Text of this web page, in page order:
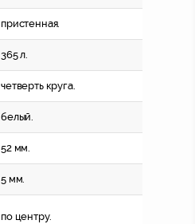
пристенная.
365 л.
четверть круга.
белый.
52 мм.
5 мм.
по центру.